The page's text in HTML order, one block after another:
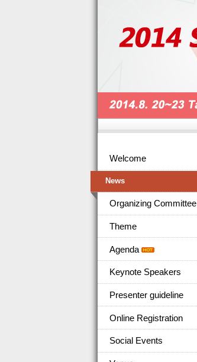
Welcome
News
Organizing Committee
Theme
Agenda
Keynote Speakers
Presenter guideline
Online Registration
Social Events